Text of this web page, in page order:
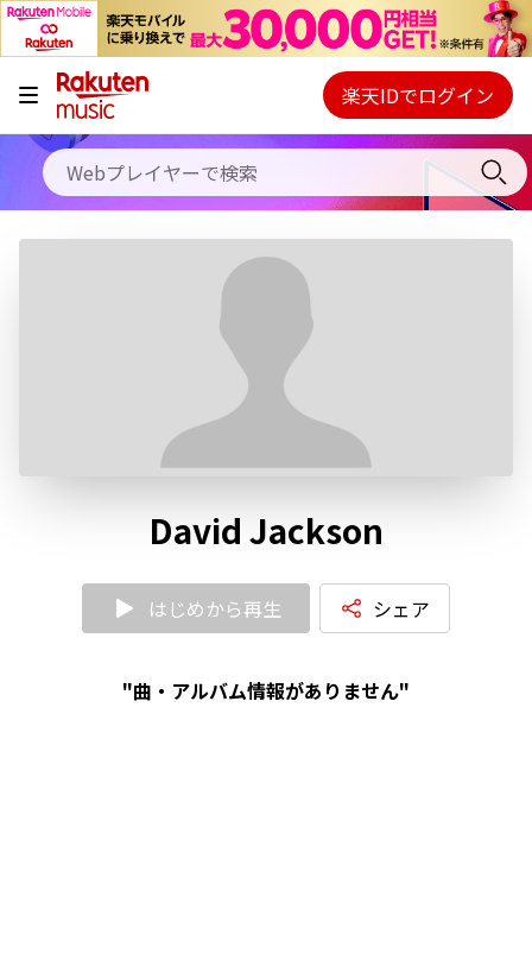
キャンペーン
料金プラン
使い方
Webプレイヤー
ご契約内容の確認・変更
楽天IDでログイン
David Jackson
はじめから再生 シェア
"曲・アルバム情報がありません"